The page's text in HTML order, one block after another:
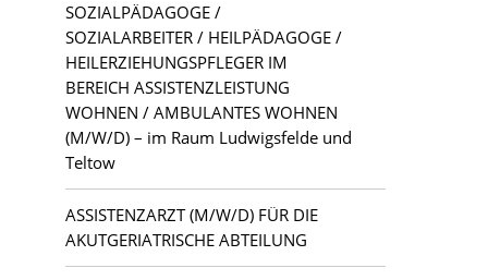
SOZIALPÄDAGOGE /
SOZIALARBEITER / HEILPÄDAGOGE /
HEILERZIEHUNGSPFLEGER IM
BEREICH ASSISTENZLEISTUNG
WOHNEN / AMBULANTES WOHNEN
(M/W/D) – im Raum Ludwigsfelde und
Teltow
ASSISTENZARZT (M/W/D) FÜR DIE
AKUTGERIATRISCHE ABTEILUNG